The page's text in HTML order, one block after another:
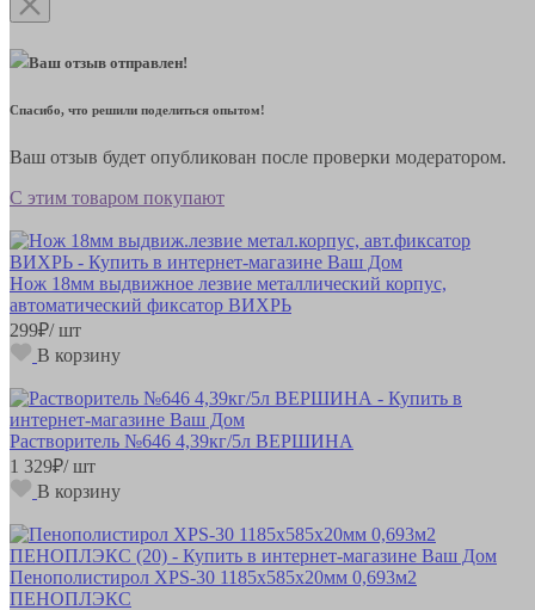
Ваш отзыв отправлен!
Спасибо, что решили поделиться опытом!
Ваш отзыв будет опубликован после проверки модератором.
С этим товаром покупают
Нож 18мм выдвижное лезвие металлический корпус,
автоматический фиксатор ВИХРЬ
299₽/ шт
В корзину
Растворитель №646 4,39кг/5л ВЕРШИНА
1 329₽/ шт
В корзину
Пенополистирол XPS-30 1185х585х20мм 0,693м2
ПЕНОПЛЭКС